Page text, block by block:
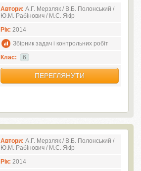
Автори: А.Г. Мерзляк / В.Б. Полонський /
Ю.М. Рабінович / М.С. Якір
Рік: 2014
Збірник задач і контрольних робіт
Клас:
6
ПЕРЕГЛЯНУТИ
Автори: А.Г. Мерзляк / В.Б. Полонський /
Ю.М. Рабінович / М.С. Якір
Рік: 2014